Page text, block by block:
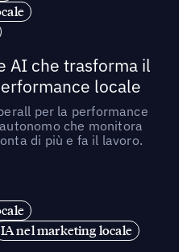
AI che trasforma il
locale
per la performance
che monitora
di più e fa il lavoro.
IA nel marketing locale